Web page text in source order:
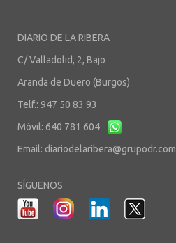
DIARIO DE LA RIBERA
C/ Valladolid, 2, Bajo
Aranda de Duero (Burgos)
Telf.: 947 50 83 93
Móvil: 640 781 604
Email: diariodelaribera@grupodr.com
SÍGUENOS